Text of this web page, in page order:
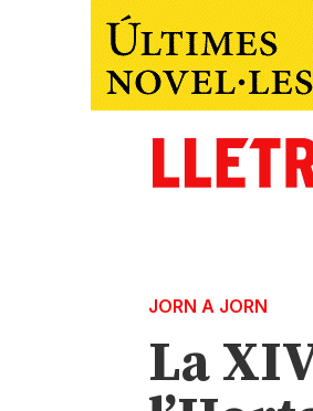
JORN A JORN
La